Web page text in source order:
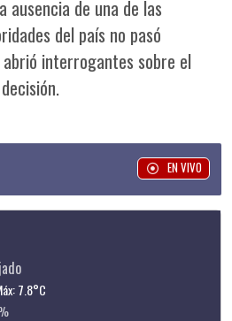
ausencia de una de las
del país no pasó
interrogantes sobre el
EN VIVO
7.8°C